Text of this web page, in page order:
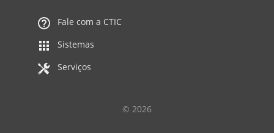
Fale com a CTIC
Sistemas
Serviços
© 2026